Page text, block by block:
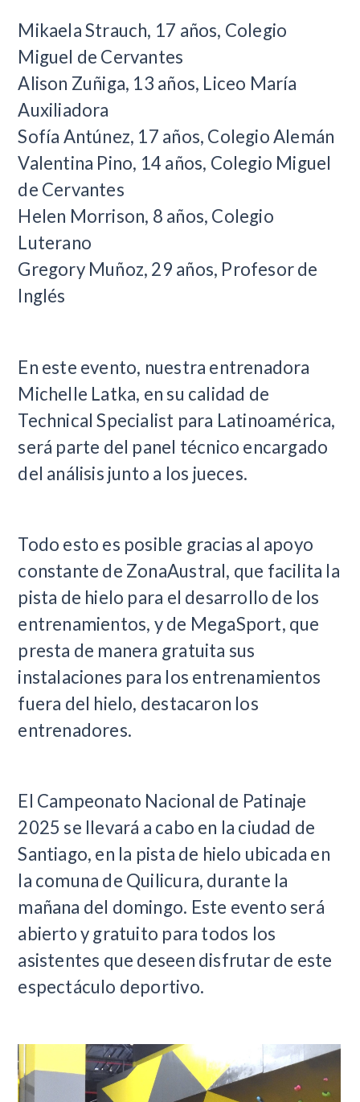
Mikaela Strauch, 17 años, Colegio
Miguel de Cervantes
Alison Zuñiga, 13 años, Liceo María
Auxiliadora
Sofía Antúnez, 17 años, Colegio Alemán
Valentina Pino, 14 años, Colegio Miguel
de Cervantes
Helen Morrison, 8 años, Colegio
Luterano
Gregory Muñoz, 29 años, Profesor de
Inglés
En este evento, nuestra entrenadora
Michelle Latka, en su calidad de
Technical Specialist para Latinoamérica,
será parte del panel técnico encargado
del análisis junto a los jueces.
Todo esto es posible gracias al apoyo
constante de ZonaAustral, que facilita la
pista de hielo para el desarrollo de los
entrenamientos, y de MegaSport, que
presta de manera gratuita sus
instalaciones para los entrenamientos
fuera del hielo, destacaron los
entrenadores.
El Campeonato Nacional de Patinaje
2025 se llevará a cabo en la ciudad de
Santiago, en la pista de hielo ubicada en
la comuna de Quilicura, durante la
mañana del domingo. Este evento será
abierto y gratuito para todos los
asistentes que deseen disfrutar de este
espectáculo deportivo.